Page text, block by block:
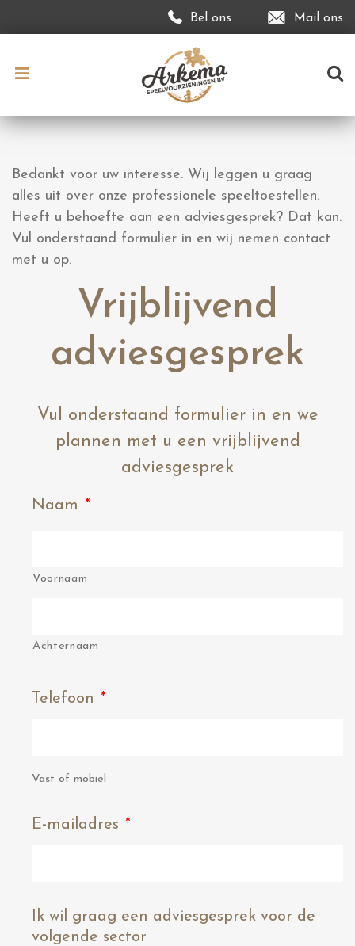
Bel ons Mail ons
Bedankt voor uw interesse. Wij leggen u graag
alles uit over onze professionele speeltoestellen.
Heeft u behoefte aan een adviesgesprek? Dat kan.
Vul onderstaand formulier in en wij nemen contact
met u op.
Vrijblijvend
adviesgesprek
Vul onderstaand formulier in en we
plannen met u een vrijblijvend
adviesgesprek
Naam *
Voornaam
Achternaam
Telefoon *
Vast of mobiel
E-mailadres *
Ik wil graag een adviesgesprek voor de
volgende sector